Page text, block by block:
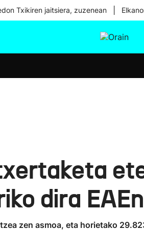
Txikiren jaitsiera, zuzenean
dira EAEn
zen asmoa, eta horietako